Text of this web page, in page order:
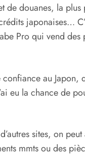
douanes, la plus
japonaises…
Pro qui vend
au
eu la chance de
sites, on
mmts ou des